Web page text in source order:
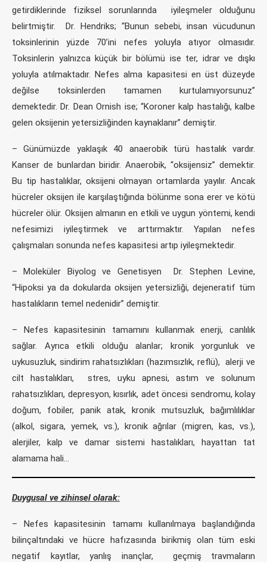
getirdiklerinde fiziksel sorunlarında iyileşmeler olduğunu
belirtmiştir. Dr. Hendriks; “Bunun sebebi, insan vücudunun
toksinlerinin yüzde 70’ini nefes yoluyla atıyor olmasıdır.
Toksinlerin yalnızca küçük bir bölümü ise ter, idrar ve dışkı
yoluyla atılmaktadır. Nefes alma kapasitesi en üst düzeyde
değilse toksinlerden tamamen kurtulamıyorsunuz”
demektedir. Dr. Dean Ornish ise; “Koroner kalp hastalığı, kalbe
gelen oksijenin yetersizliğinden kaynaklanır” demiştir.
– Günümüzde yaklaşık 40 anaerobik türü hastalık vardır.
Kanser de bunlardan biridir. Anaerobik, “oksijensiz” demektir.
Bu tip hastalıklar, oksijeni olmayan ortamlarda yayılır. Ancak
hücreler oksijen ile karşılaştığında bölünme sona erer ve kötü
hücreler ölür. Oksijen almanın en etkili ve uygun yöntemi, kendi
nefesimizi iyileştirmek ve arttırmaktır. Yapılan nefes
çalışmaları sonunda nefes kapasitesi artıp iyileşmektedir.
– Moleküler Biyolog ve Genetisyen Dr. Stephen Levine,
“Hipoksi ya da dokularda oksijen yetersizliği, dejeneratif tüm
hastalıkların temel nedenidir” demiştir.
– Nefes kapasitesinin tamamını kullanmak enerji, canlılık
sağlar. Ayrıca etkili olduğu alanlar; kronik yorgunluk ve
uykusuzluk, sindirim rahatsızlıkları (hazımsızlık, reflü), alerji ve
cilt hastalıkları, stres, uyku apnesi, astım ve solunum
rahatsızlıkları, depresyon, kısırlık, adet öncesi sendromu, kolay
doğum, fobiler, panik atak, kronik mutsuzluk, bağımlılıklar
(alkol, sigara, yemek, vs.), kronik ağrılar (migren, kas, vs.),
alerjiler, kalp ve damar sistemi hastalıkları, hayattan tat
alamama hali…
Duygusal ve zihinsel olarak:
– Nefes kapasitesinin tamamı kullanılmaya başlandığında
bilinçaltındaki ve hücre hafızasında birikmiş olan tüm eski
negatif kayıtlar, yanlış inançlar, geçmiş travmaların